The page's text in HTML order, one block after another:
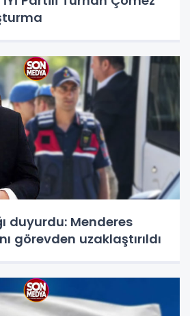
duyurdu: Menderes
görevden uzaklaştırıldı